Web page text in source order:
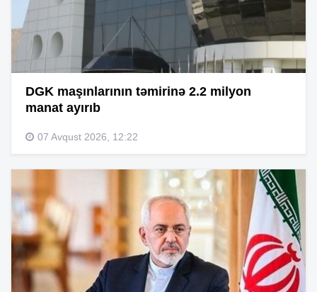
DGK maşınlarının təmirinə 2.2 milyon
manat ayırıb
07 Avqust 2026, 12:22